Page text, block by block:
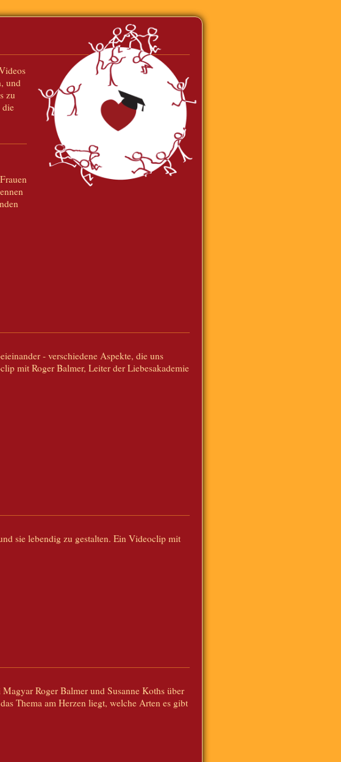
und
zu
die
- verschiedene Aspekte, die uns
mit Roger Balmer, Leiter der Liebesakademie
sie lebendig zu gestalten. Ein Videoclip mit
Roger Balmer und Susanne Koths über
Thema am Herzen liegt, welche Arten es gibt